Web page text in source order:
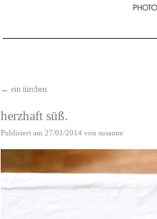
← ein türchen.
herzhaft süß.
Publiziert am 27/01/2014 von susanne